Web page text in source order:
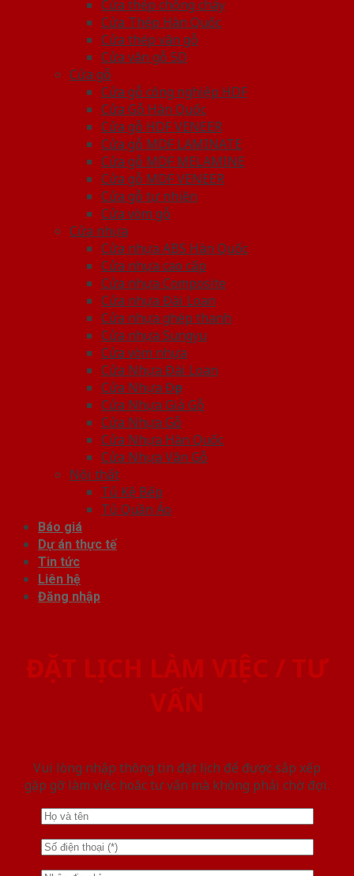
Cửa thép chống cháy
Cửa Thép Hàn Quốc
Cửa thép vân gỗ
Cửa vân gỗ 5D
Cửa gỗ
Cửa gỗ công nghiệp HDF
Cửa Gỗ Hàn Quốc
Cửa gỗ HDF VENEER
Cửa gỗ MDF LAMINATE
Cửa gỗ MDF MELAMINE
Cửa gỗ MDF VENEER
Cửa gỗ tự nhiên
Cửa vòm gỗ
Cửa nhựa
Cửa nhựa ABS Hàn Quốc
Cửa nhựa cao cấp
Cửa nhựa Composite
Cửa nhựa Đài Loan
Cửa nhựa ghép thanh
Cửa nhựa Sungyu
Cửa vòm nhựa
Cửa Nhựa Đài Loan
Cửa Nhựa Đẹp
Cửa Nhựa Giả Gỗ
Cửa Nhựa Gỗ
Cửa Nhựa Hàn Quốc
Cửa Nhựa Vân Gỗ
Nội thất
Tủ Kệ Bếp
Tủ Quần Áo
Báo giá
Dự án thực tế
Tin tức
Liên hệ
Đăng nhập
ĐẶT LỊCH LÀM VIỆC / TƯ
VẤN
Vui lòng nhập thông tin đặt lịch để được sắp xếp
gặp gỡ làm việc hoăc tư vấn mà không phải chờ đợi.